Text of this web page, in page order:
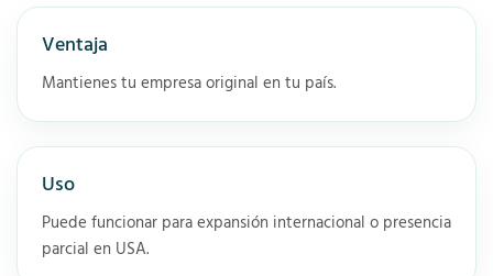
Ventaja
Mantienes tu empresa original en tu país.
Uso
Puede funcionar para expansión internacional o presencia
parcial en USA.